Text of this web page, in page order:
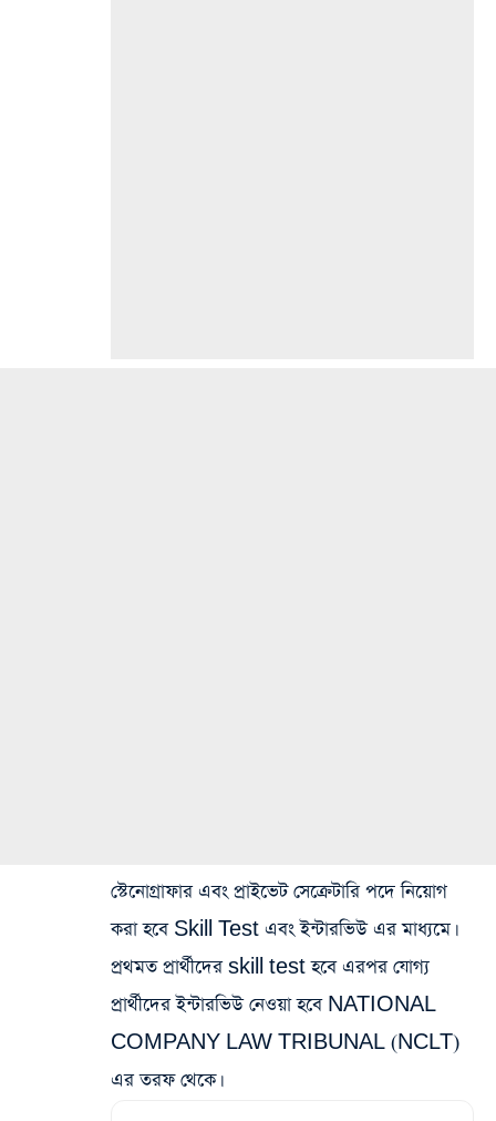
স্টেনোগ্রাফার এবং প্রাইভেট সেক্রেটারি পদে নিয়োগ
করা হবে Skill Test এবং ইন্টারভিউ এর মাধ্যমে।
প্রথমত প্রার্থীদের skill test হবে এরপর যোগ্য
প্রার্থীদের ইন্টারভিউ নেওয়া হবে NATIONAL
COMPANY LAW TRIBUNAL (NCLT)
এর তরফ থেকে।